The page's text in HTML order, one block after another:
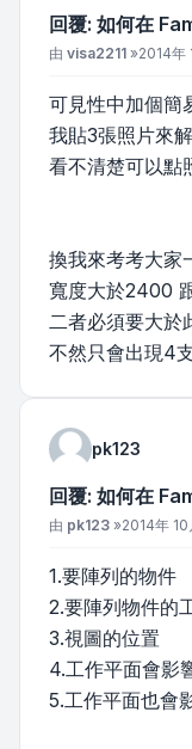
回覆: 如何在
文章
由 visa2211 »2014年
可見性中加個簡
我貼3張照片來
看不清楚可以點
換我來考考大家
寬度大於2400
二者必須要大於
不然只會出現4
pk123
回覆: 如何在
文章
由 pk123 »2014年
1.要陣列的物件
2.要陣列物件的
3.視圖的位置
4.工作平面會影
5.工作平面也會